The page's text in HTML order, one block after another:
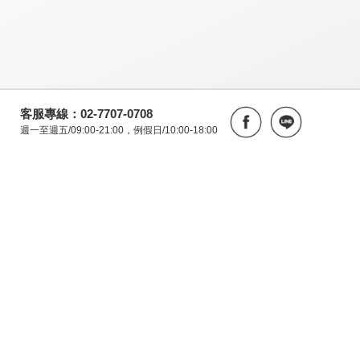
客服專線：02-7707-0708
週一至週五/09:00-21:00，例假日/10:00-18:00